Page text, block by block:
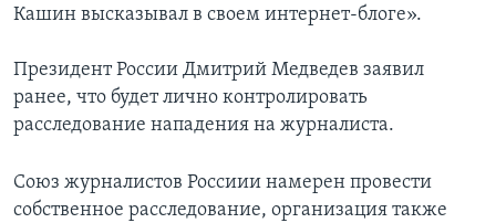
Кашин высказывал в своем интернет-блоге».
Президент России Дмитрий Медведев заявил
ранее, что будет лично контролировать
расследование нападения на журналиста.
Союз журналистов Россиии намерен провести
собственное расследование, организация также